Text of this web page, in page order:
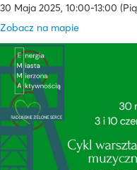
30 Maja 2025, 10:00-13:00
Zobacz na mapie